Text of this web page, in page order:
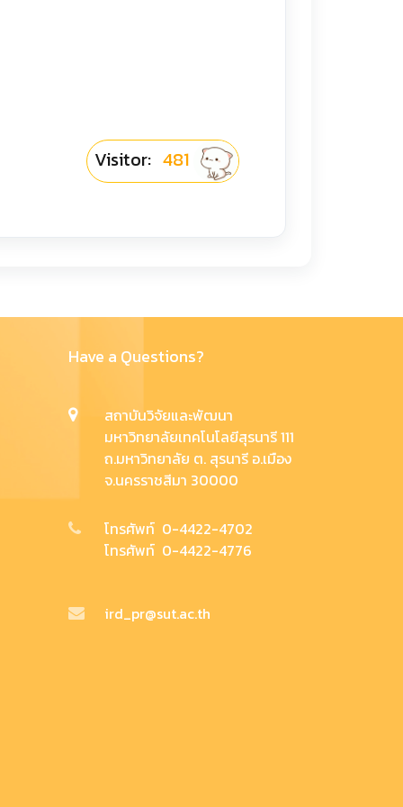
Visitor: 481
Have a Questions?
สถาบันวิจัยและพัฒนา
มหาวิทยาลัยเทคโนโลยีสุรนารี 111
ถ.มหาวิทยาลัย ต. สุรนารี อ.เมือง
จ.นครราชสีมา 30000
โทรศัพท์ 0-4422-4702
โทรศัพท์ 0-4422-4776
ird_pr@sut.ac.th